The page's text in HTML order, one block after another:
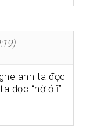
anh ta đọc
đọc “hờ ỏ ĩ”